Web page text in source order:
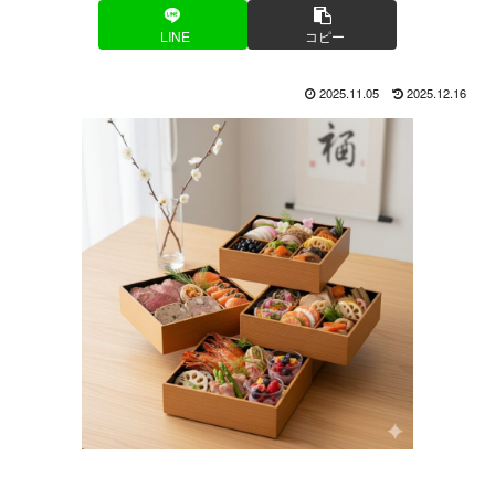
LINE コピー
2025.11.05 2025.12.16